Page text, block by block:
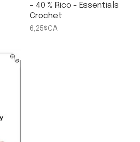
- 40 % Rico - Essentials
Crochet
6,25$CA